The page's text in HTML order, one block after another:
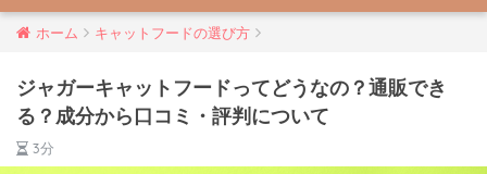
ホーム キャットフードの選び方
ジャガーキャットフードってどうなの？通販でき
る？成分から口コミ・評判について
3分